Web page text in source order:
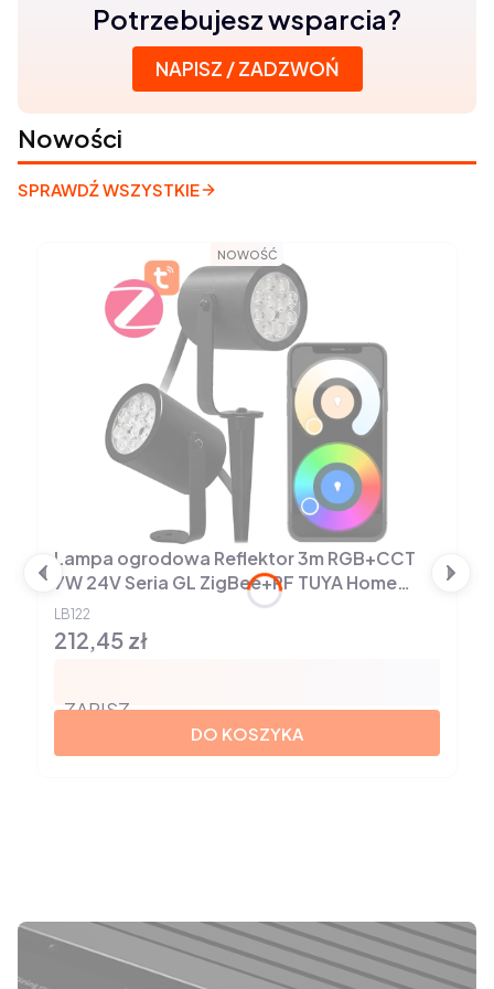
Skontaktuj się z nami
Potrzebujesz wsparcia?
NAPISZ / ZADZWOŃ
Nowości
SPRAWDŹ WSZYSTKIE
NOWOŚĆ
LB122
Lampa ogrodowa Reflektor 3m RGB+CCT
7W 24V Seria GL ZigBee+RF TUYA Home
Assistant
Cena
212,45 zł
ZAPISZ
DO KOSZYKA